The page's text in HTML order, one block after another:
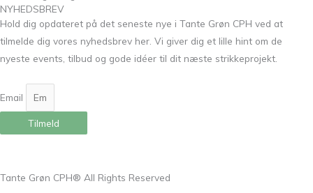
NYHEDSBREV
Hold dig opdateret på det seneste nye i Tante Grøn CPH ved at
tilmelde dig vores nyhedsbrev her. Vi giver dig et lille hint om de
nyeste events, tilbud og gode idéer til dit næste strikkeprojekt.
Email
Tilmeld
Tante Grøn CPH® All Rights Reserved